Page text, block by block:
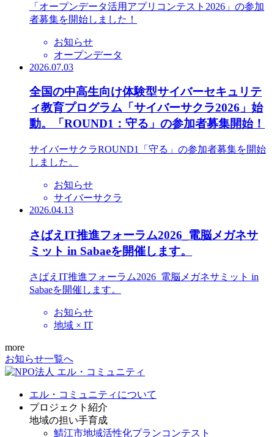
「オープンデータ活用アプリコンテスト2026」の参加
者募集を開始しました！
お知らせ
オープンデータ
2026.07.03
全国の中高生向け体験型サイバーセキュリテ
ィ教育プログラム「サイバーサクラ2026」始
動。「ROUND1：守る」の参加者募集開始！
サイバーサクラROUND1「守る」の参加者募集を開始
しました。
お知らせ
サイバーサクラ
2026.04.13
さばえIT推進フォーラム2026_電脳メガネサ
ミット in Sabaeを開催します。
さばえIT推進フォーラム2026_電脳メガネサミット in
Sabaeを開催します。
お知らせ
地域 × IT
more
お知らせ一覧へ
エル・コミュニティについて
プロジェクト紹介
地域の担い手育成
鯖江市地域活性化プランコンテスト